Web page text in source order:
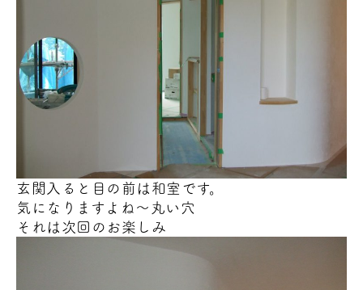
玄関入ると目の前は和室です。
気になりますよね～丸い穴
それは次回のお楽しみ